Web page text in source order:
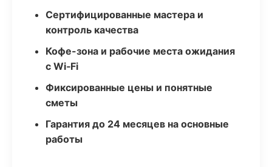
Сертифицированные мастера и
контроль качества
Кофе-зона и рабочие места ожидания
с Wi‑Fi
Фиксированные цены и понятные
сметы
Гарантия до 24 месяцев на основные
работы